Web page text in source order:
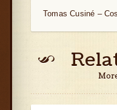
Tomas Cusiné –